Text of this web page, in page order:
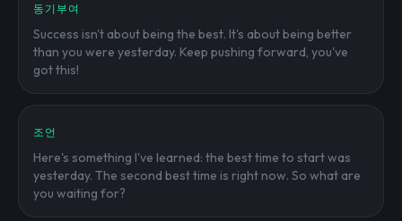
동기부여
Success isn't about being the best. It's about being better
than you were yesterday. Keep pushing forward, you've
got this!
조언
Here's something I've learned: the best time to start was
yesterday. The second best time is right now. So what are
you waiting for?